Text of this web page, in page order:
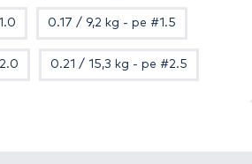
0.17 / 9,2 kg - pe #1.5
0.21 / 15,3 kg - pe #2.5